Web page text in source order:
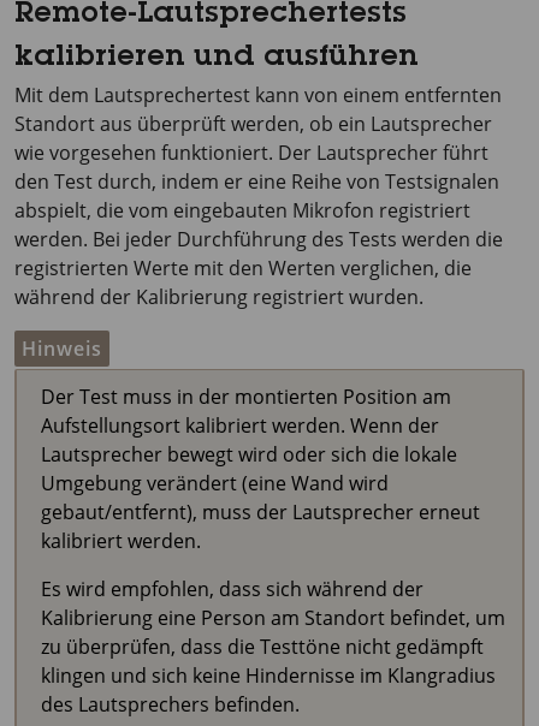
Remote-Lautsprechertests
kalibrieren und ausführen
Mit dem Lautsprechertest kann von einem entfernten
Standort aus überprüft werden, ob ein Lautsprecher
wie vorgesehen funktioniert. Der Lautsprecher führt
den Test durch, indem er eine Reihe von Testsignalen
abspielt, die vom eingebauten Mikrofon registriert
werden. Bei jeder Durchführung des Tests werden die
registrierten Werte mit den Werten verglichen, die
während der Kalibrierung registriert wurden.
Hinweis
Der Test muss in der montierten Position am
Aufstellungsort kalibriert werden. Wenn der
Lautsprecher bewegt wird oder sich die lokale
Umgebung verändert (eine Wand wird
gebaut/entfernt), muss der Lautsprecher erneut
kalibriert werden.
Es wird empfohlen, dass sich während der
Kalibrierung eine Person am Standort befindet, um
zu überprüfen, dass die Testtöne nicht gedämpft
klingen und sich keine Hindernisse im Klangradius
des Lautsprechers befinden.